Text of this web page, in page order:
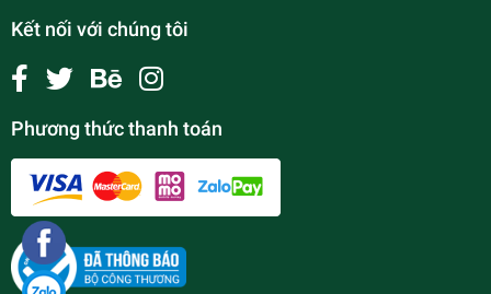
Kết nối với chúng tôi
Phương thức thanh toán
¥0
undefined